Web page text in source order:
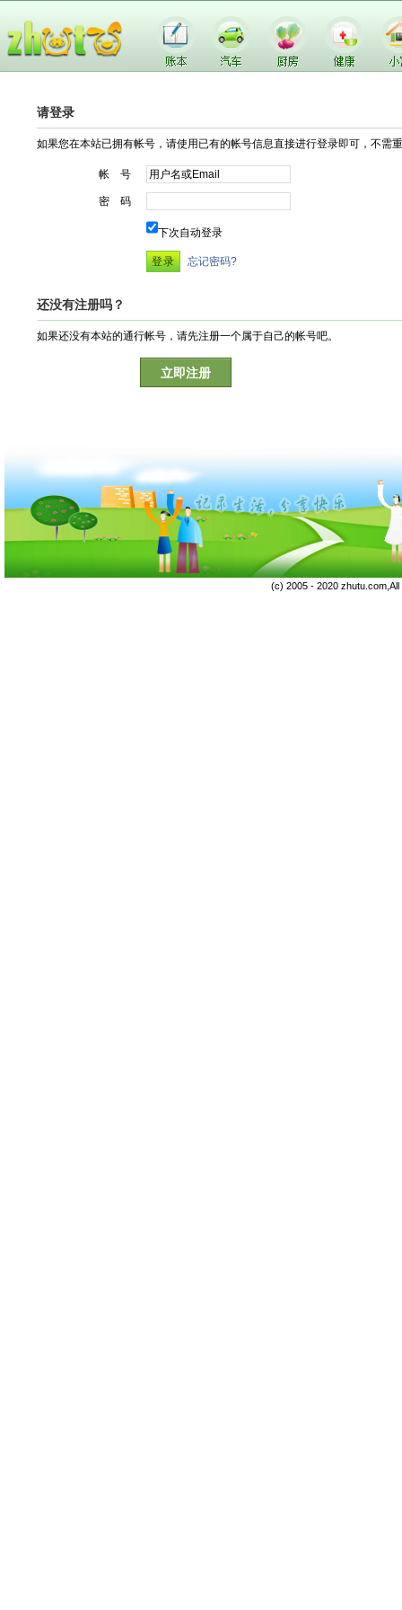
请登录
如果您在本站已拥有帐号，请使用已有的帐号信息直接进行登录即可，不需
帐 号
密 码
下次自动登录
忘记密码?
还没有注册吗？
如果还没有本站的通行帐号，请先注册一个属于自己的帐号吧。
立即注册
(c) 2005 - 2020